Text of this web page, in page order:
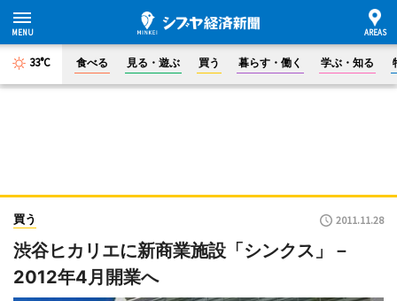
33°C 食べる 見る・遊ぶ 買う 暮らす・働く 学ぶ・知る
買う 2011.11.28
渋谷ヒカリエに新商業施設「シンクス」－
2012年4月開業へ